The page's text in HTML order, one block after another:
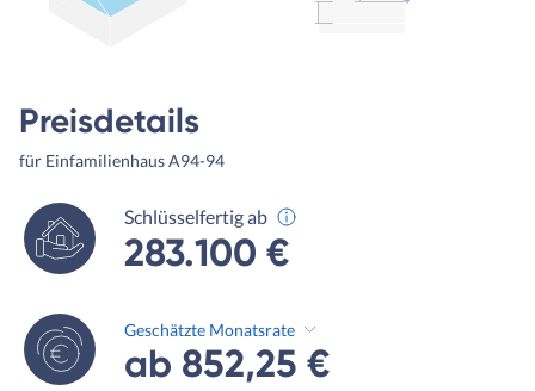
Preisdetails
für Einfamilienhaus A94-94
Schlüsselfertig ab
283.100 €
Geschätzte Monatsrate
ab 852,25 €